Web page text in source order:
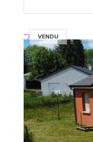
VENDU